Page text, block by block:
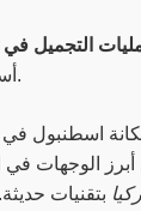
التجميل في
أسبوع إلى 10 أيام.
اسطنبول في
الوجهات في